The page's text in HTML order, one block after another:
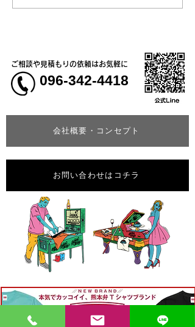
いてのお知らせ
会社概要・コンセプト
ご相談や見積もりの依頼はお気軽に
096-342-4418
お問い合わせはコチラ